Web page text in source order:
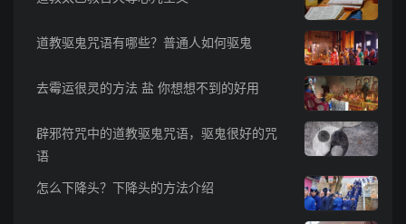
道教驱鬼咒语有哪些？普通人如何驱鬼
去霉运很灵的方法 盐 你想想不到的好用
辟邪符咒中的道教驱鬼咒语，驱鬼很好的咒
语
怎么下降头？下降头的方法介绍